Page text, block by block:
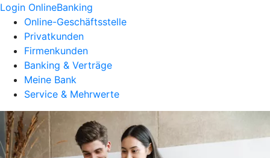
Login OnlineBanking
Online-Geschäftsstelle
Privatkunden
Firmenkunden
Banking & Verträge
Meine Bank
Service & Mehrwerte